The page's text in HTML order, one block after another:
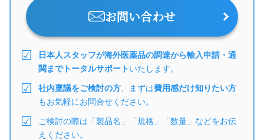
お問い合わせ
日本人スタッフが海外医薬品の調達から輸入申請・通
関までトータルサポートいたします。
社内稟議をご検討の方 、まずは費用感だけ知りたい方
もお気軽にお問合せください。
ご検討の際は「製品名」「規格」「数量」などをお伝
えください。